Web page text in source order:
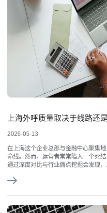
上海外呼质量取决于线路还
2026-05-13
在上海这个企业总部与金融中心聚集
命线。然而，运营者常常陷入一个死
通过深度对比与行业痛点挖掘会发现